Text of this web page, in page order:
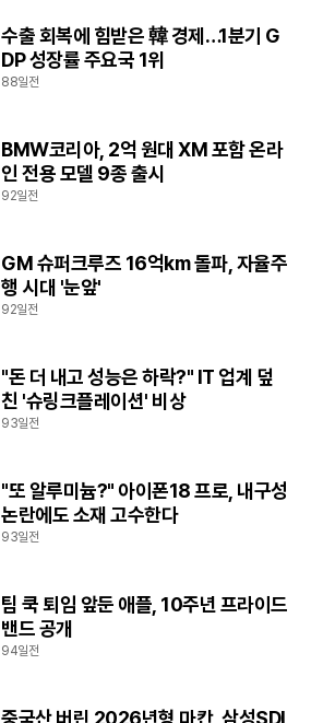
수출 회복에 힘받은 韓 경제…1분기 G
DP 성장률 주요국 1위
88일전
BMW코리아, 2억 원대 XM 포함 온라
인 전용 모델 9종 출시
92일전
GM 슈퍼크루즈 16억km 돌파, 자율주
행 시대 '눈앞'
92일전
"돈 더 내고 성능은 하락?" IT 업계 덮
친 '슈링크플레이션' 비상
93일전
"또 알루미늄?" 아이폰18 프로, 내구성
논란에도 소재 고수한다
93일전
팀 쿡 퇴임 앞둔 애플, 10주년 프라이드
밴드 공개
94일전